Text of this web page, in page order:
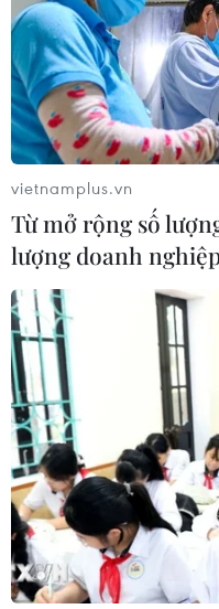
đường tỉnh 155
04/08/2026 06:06
Chuẩn bị khởi công
gom đầu tiên của dự
TP Hồ Chí Minh
tuyến tàu điện nhẹ
Phú Quốc dần thành
04/08/2026 03:40
Bộ Xây dựng lên tiếng
chỉnh hợp đồng trước
lớn
04/08/2026 03:03
Thành phố Hồ Chí
vietnamplus.vn
Từ mở rộng số
lượng doanh